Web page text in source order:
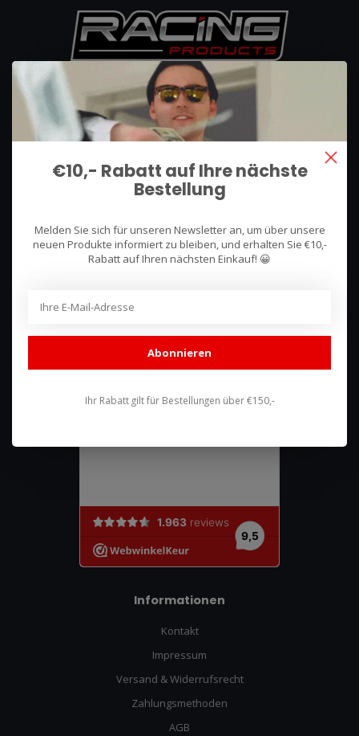
We use what we sell, that's the difference!
Hullerpad 13Q
Lunteren, Nederland
085 744 4602
shop@racing-products.com
Bewertungen
Informationen
Kontakt
Impressum
Versand & Widerrufsrecht
Zahlungsmethoden
AGB
€10,- Rabatt auf Ihre nächste
Bestellung
Melden Sie sich für unseren Newsletter an, um über unsere
neuen Produkte informiert zu bleiben, und erhalten Sie €10,-
Rabatt auf Ihren nächsten Einkauf! 😀
Abonnieren
Ihr Rabatt gilt für Bestellungen über €150,-